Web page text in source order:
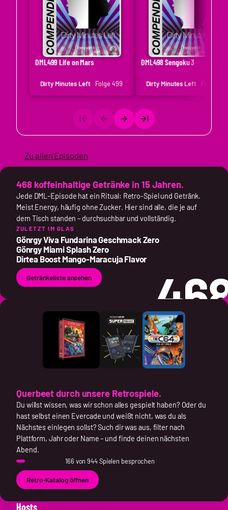
DML499 Life on Mars
Dirty Minutes Left Folge 499
DML498 Sengoku 3
Dirty Minutes Left Folge 498
Zu allen Episoden
468 koffeinhaltige Getränke in 15 Jahren.
Jede DML-Episode hat ein Ritual: Retro-Spiel und Getränk.
Meist Energy, häufig ohne Zucker. Hier sind alle, die je auf
dem Tisch standen – durchsuchbar und vollständig.
ZULETZT IM GLAS
Gönrgy Viva Fundarina Geschmack Zero
Gönrgy Miami Splash Zero
Dirtea Boost Mango-Maracuja Flavor
Getränkeliste ansehen
Querbeet durch unsere Retrospiele.
Du willst wissen, was wir schon alles gespielt haben? Oder du
hast selbst einen Evercade und weißt nicht, was du als
Nächstes einlegen sollst? Such dir was aus, filter nach
Plattform, Jahr oder Name – und finde deinen nächsten
Abend.
166 von 944 Spielen besprochen
Retro-Katalog öffnen
Hosts